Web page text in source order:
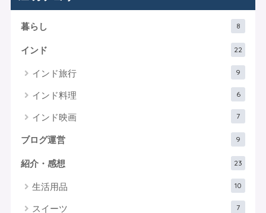
暮らし 8
インド 22
インド旅行 9
インド料理 6
インド映画 7
ブログ運営 9
紹介・感想 23
生活用品 10
スイーツ 7